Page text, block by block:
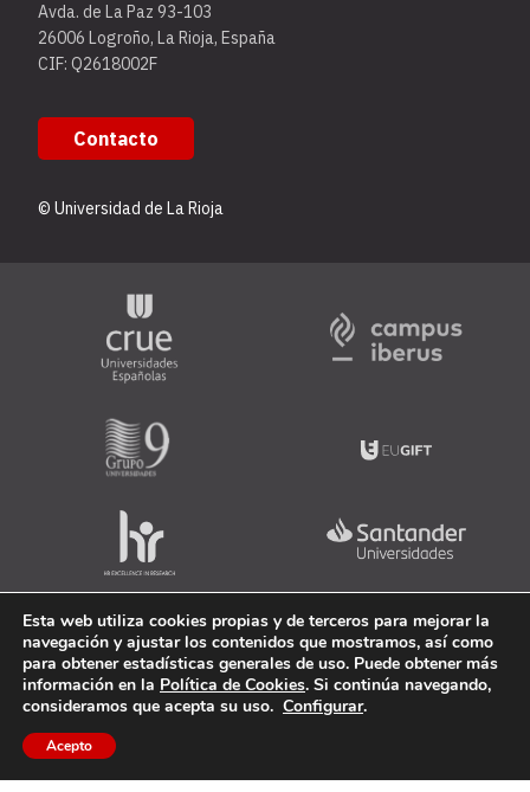
Avda. de La Paz 93-103
26006 Logroño, La Rioja, España
CIF: Q2618002F
Contacto
© Universidad de La Rioja
Esta web utiliza cookies propias y de terceros para mejorar la
navegación y ajustar los contenidos que mostramos, así como
para obtener estadísticas generales de uso. Puede obtener más
información en la Política de Cookies. Si continúa navegando,
consideramos que acepta su uso. Configurar.
Acepto